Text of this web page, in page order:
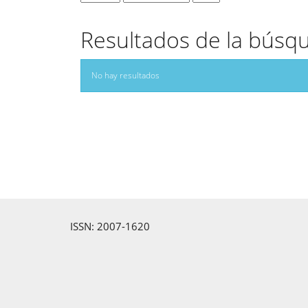
Resultados de la
No hay resultados
ISSN: 2007-1620